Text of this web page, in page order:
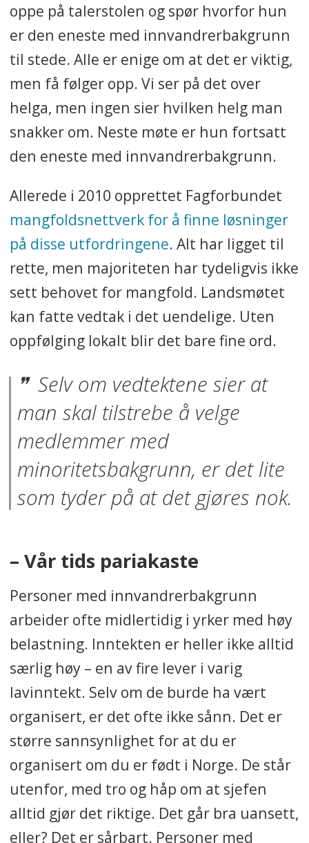
oppe på talerstolen og spør hvorfor hun
er den eneste med innvandrerbakgrunn
til stede. Alle er enige om at det er viktig,
men få følger opp. Vi ser på det over
helga, men ingen sier hvilken helg man
snakker om. Neste møte er hun fortsatt
den eneste med innvandrerbakgrunn.
Allerede i 2010 opprettet Fagforbundet
mangfoldsnettverk for å finne løsninger
på disse utfordringene. Alt har ligget til
rette, men majoriteten har tydeligvis ikke
sett behovet for mangfold. Landsmøtet
kan fatte vedtak i det uendelige. Uten
oppfølging lokalt blir det bare fine ord.
Selv om vedtektene sier at
man skal tilstrebe å velge
medlemmer med
minoritetsbakgrunn, er det lite
som tyder på at det gjøres nok.
– Vår tids pariakaste
Personer med innvandrerbakgrunn
arbeider ofte midlertidig i yrker med høy
belastning. Inntekten er heller ikke alltid
særlig høy – en av fire lever i varig
lavinntekt. Selv om de burde ha vært
organisert, er det ofte ikke sånn. Det er
større sannsynlighet for at du er
organisert om du er født i Norge. De står
utenfor, med tro og håp om at sjefen
alltid gjør det riktige. Det går bra uansett,
eller? Det er sårbart. Personer med